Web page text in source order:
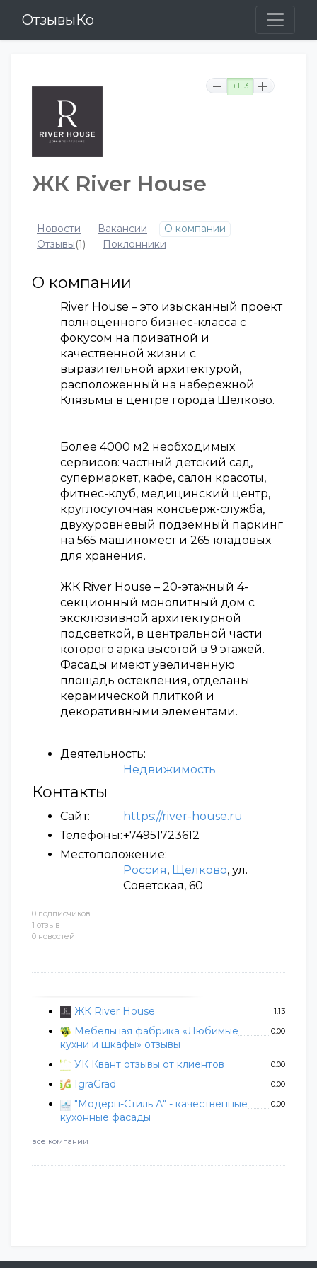
ОтзывыКо
0 подписчиков
1 отзыв
0 новостей
ЖК River House 1.13
Мебельная фабрика «Любимые
кухни и шкафы» отзывы
0.00
УК Квант отзывы от клиентов 0.00
IgraGrad 0.00
"Модерн-Стиль А" - качественные
кухонные фасады
0.00
все компании
+1.13
ЖК River House
Новости Вакансии
О компании
Отзывы(1) Поклонники
О компании
River House – это изысканный проект
полноценного бизнес-класса с
фокусом на приватной и
качественной жизни с
выразительной архитектурой,
расположенный на набережной
Клязьмы в центре города Щелково.
Более 4000 м2 необходимых
сервисов: частный детский сад,
супермаркет, кафе, салон красоты,
фитнес-клуб, медицинский центр,
круглосуточная консьерж-служба,
двухуровневый подземный паркинг
на 565 машиномест и 265 кладовых
для хранения.
ЖК River House – 20-этажный 4-
секционный монолитный дом с
эксклюзивной архитектурной
подсветкой, в центральной части
которого арка высотой в 9 этажей.
Фасады имеют увеличенную
площадь остекления, отделаны
керамической плиткой и
декоративными элементами.
Деятельность:
Недвижимость
Контакты
Сайт:
https://river-house.ru
Телефоны:+74951723612
Местоположение:
Россия, Щелково, ул.
Советская, 60